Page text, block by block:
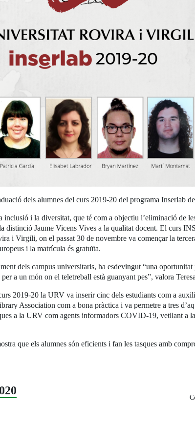
dels alumnes del curs 2019-20 del programa Inserlab
i la diversitat, que té com a objectiu l’eliminació de
distinció Jaume Vicens Vives a la qualitat docent. El curs
i Virgili, on el passat 30 de novembre va començar la
i la matrícula és gratuïta.
dels campus universitaris, ha esdevingut “una
a un món on el teletreball està guanyant pes”, valora
2019-20 la URV va inserir cinc dels estudiants com a
Association com a bona pràctica i va permetre a tres
a la URV com agents informadors COVID-19, vetllant a
que els alumnes són eficients i fan les tasques amb